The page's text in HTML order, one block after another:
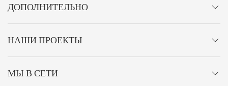
ДОПОЛНИТЕЛЬНО
НАШИ ПРОЕКТЫ
МЫ В СЕТИ